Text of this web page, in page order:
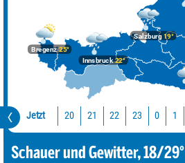
Bregenz25°
Innsbruck22°
Salzburg19°
Jetzt 20 21 22 23 0 1
Schauer und Gewitter, 18/29°